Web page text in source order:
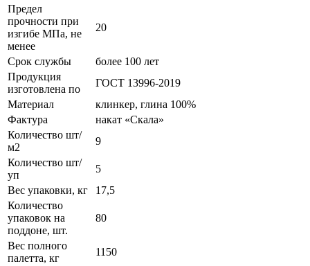
Предел
прочности при
изгибе МПа, не
менее
20
Срок службы
более 100 лет
Продукция
изготовлена по
ГОСТ 13996-2019
Материал
клинкер, глина 100%
Фактура
накат «Скала»
Количество шт/
м2
9
Количество шт/
уп
5
Вес упаковки, кг
17,5
Количество
упаковок на
поддоне, шт.
80
Вес полного
палетта, кг
1150